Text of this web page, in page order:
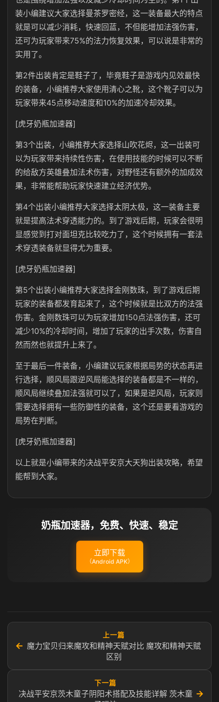
装小编建议大家选择曼茶罗密经，这一装备最大的特点
就是可以减少消耗，快速回蓝，不但能增加法强伤害，
还可为玩家带来75%的法力恢复效果，可以说是非常的
实用了。
第2件出装肯定是鞋子了，毕竟鞋子是游戏内见效最快
的装备，小编推荐大家使用清心之靴，这个靴子可以为
玩家带来45点移动速度和10%的加速冷却效果。
[虎牙奶瓶加速器]
第3个出装，小编推荐大家选择山吹花烬，这一出装可
以为玩家带来持续性伤害，在使用技能的时候可以不断
的给敌方英雄叠加法术伤害，对野怪还有额外的加成效
果，非常能帮助玩家快速建立经济优势。
第4个出装小编推荐大家选择太阴太极，这一装备主要
就是提高法术穿透能力的。到了游戏后期，玩家会很明
显感觉到打对面坦克比较吃力了，这个时候拥有一套法
术穿透装备就显得尤为重要。
[虎牙奶瓶加速器]
第5个出装小编推荐大家选择金刚数珠，到了游戏后期
玩家的装备都发育起来了，这个时候就是比双方的法强
伤害。金刚数珠可以为玩家增加150点法强伤害，还可
减少10%的冷却时间，增加了玩家的出手次数，伤害自
然而然也就提升上来了。
至于最后一件装备，小编建议玩家根据局势的状态再进
行选择，顺风局跟逆风局能选择的装备都是不一样的，
顺风局继续叠加法强就可以了，如果是逆风局，玩家则
需要选择拥有一些防御性的装备，这个还是要看游戏的
局势在判断。
[虎牙奶瓶加速器]
以上就是小编带来的决战平安京大天狗出装攻略，希望
能帮到大家。
奶瓶加速器，免费、快速、稳定
立即下载
（Android APK）
←
上一篇
魔力宝贝归来魔攻和精神天赋对比 魔攻和精神天赋
区别
下一篇
决战平安京茨木童子阴阳术搭配及技能详解 茨木童 →